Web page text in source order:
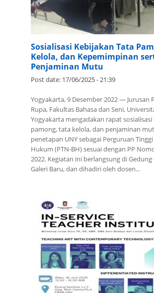
Sosialisasi Kebijakan Tata
Kelola, dan Kepemimpinan
Penjaminan Mutu
Post date: 17/06/2025 - 21:39
Yogyakarta, 9 Desember 2022 — Jurusan
Rupa, Fakultas Bahasa dan Seni,
Yogyakarta mengadakan rapat
pamong, tata kelola, dan penjaminan
penetapan UNY sebagai Perguruan
Hukum (PTN-BH) sesuai dengan PP
2022. Kegiatan ini berlangsung di Gedung
Galeri Baru, dan dihadiri oleh dosen...